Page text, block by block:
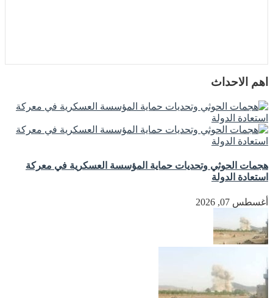
اهم الاحداث
هجمات الحوثي وتحديات حماية المؤسسة العسكرية في معركة
استعادة الدولة
أغسطس 07, 2026